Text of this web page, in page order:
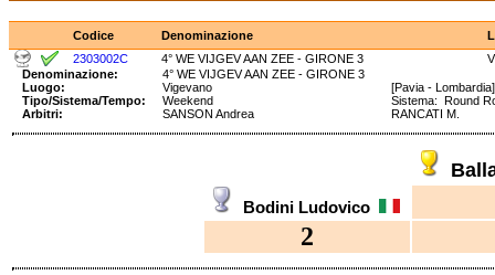
Codice Denominazione
2303002C
4° WE VIJGEV AAN ZEE - GIRONE 3
Denominazione:
4° WE VIJGEV AAN ZEE - GIRONE 3
Luogo:
Vigevano
[Pavia - Lombardia]
Tipo/Sistema/Tempo:
Weekend
Sistema: Round
Arbitri:
SANSON Andrea RANCATI M.
Bodini Ludovico
2